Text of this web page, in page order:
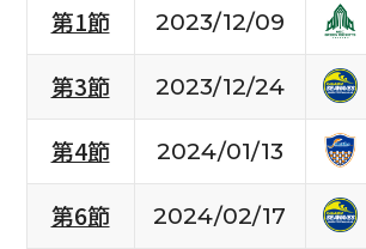
第1節 2023/12/09
第3節
2023/12/24
第4節
2024/01/13
第6節
2024/02/17